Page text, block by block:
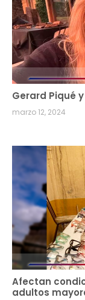
Gerard Piqué
marzo 12, 2024
Afectan
adultos